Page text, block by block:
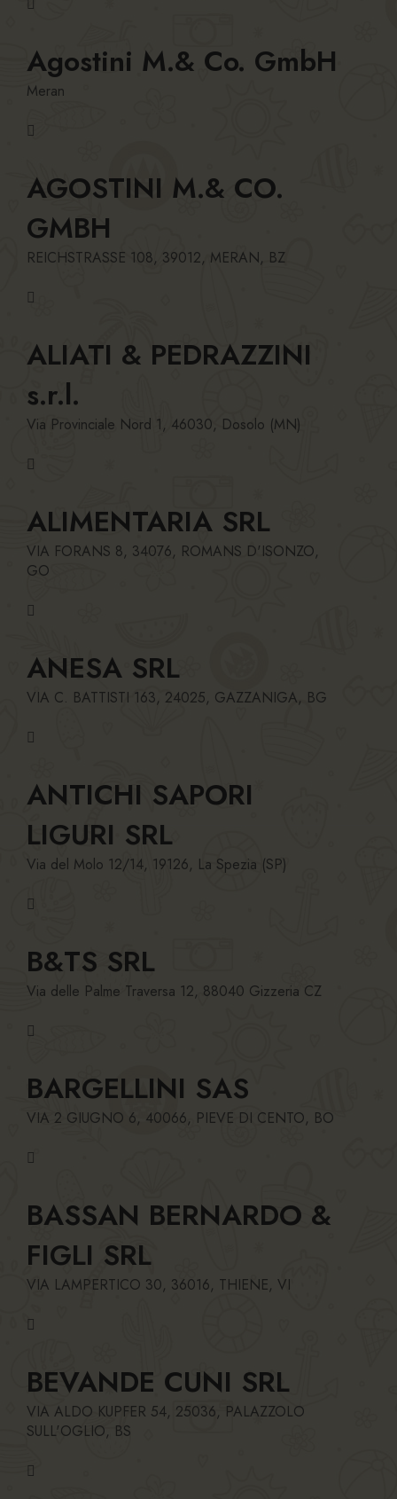
Agostini M.& Co. GmbH
Meran
AGOSTINI M.& CO.
GMBH
REICHSTRASSE 108, 39012, MERAN, BZ
ALIATI & PEDRAZZINI
s.r.l.
Via Provinciale Nord 1, 46030, Dosolo (MN)
ALIMENTARIA SRL
VIA FORANS 8, 34076, ROMANS D'ISONZO,
GO
ANESA SRL
VIA C. BATTISTI 163, 24025, GAZZANIGA, BG
ANTICHI SAPORI
LIGURI SRL
Via del Molo 12/14, 19126, La Spezia (SP)
B&TS SRL
Via delle Palme Traversa 12, 88040 Gizzeria CZ
BARGELLINI SAS
VIA 2 GIUGNO 6, 40066, PIEVE DI CENTO, BO
BASSAN BERNARDO &
FIGLI SRL
VIA LAMPERTICO 30, 36016, THIENE, VI
BEVANDE CUNI SRL
VIA ALDO KUPFER 54, 25036, PALAZZOLO
SULL'OGLIO, BS